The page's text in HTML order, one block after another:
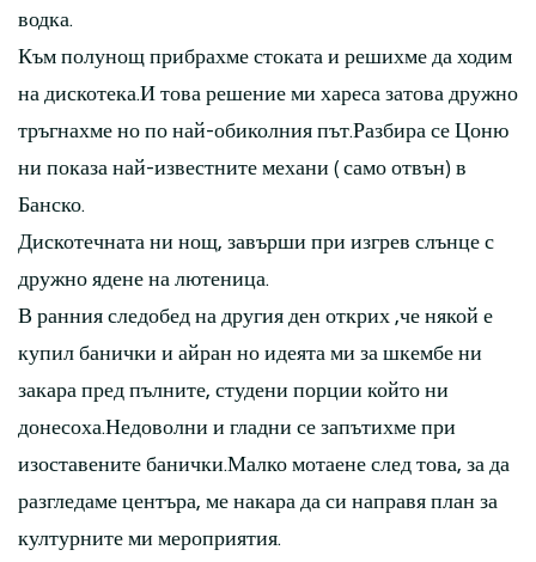
водка.
Към полунощ прибрахме стоката и решихме да ходим
на дискотека.И това решение ми хареса затова дружно
тръгнахме но по най-обиколния път.Разбира се Цоню
ни показа най-известните механи ( само отвън) в
Банско.
Дискотечната ни нощ, завърши при изгрев слънце с
дружно ядене на лютеница.
В ранния следобед на другия ден открих ,че някой е
купил банички и айран но идеята ми за шкембе ни
закара пред пълните, студени порции който ни
донесоха.Недоволни и гладни се запътихме при
изоставените банички.Малко мотаене след това, за да
разгледаме центъра, ме накара да си направя план за
културните ми мероприятия.